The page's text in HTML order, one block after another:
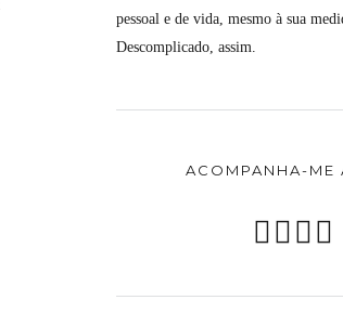
pessoal e de vida, mesmo à sua
Descomplicado, assim.
ACOMPANHA-ME